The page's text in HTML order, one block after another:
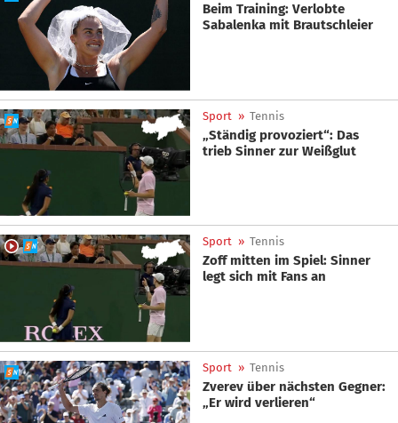
Beim Training: Verlobte
Sabalenka mit Brautschleier
Sport » Tennis
„Ständig provoziert“: Das
trieb Sinner zur Weißglut
Sport » Tennis
Zoff mitten im Spiel: Sinner
legt sich mit Fans an
Sport » Tennis
Zverev über nächsten Gegner:
„Er wird verlieren“